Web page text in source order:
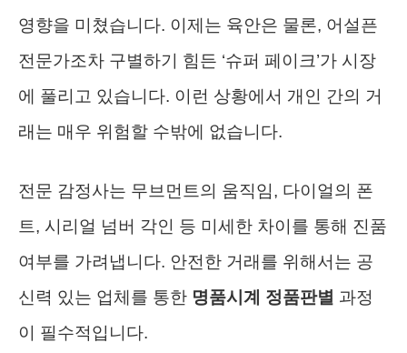
영향을 미쳤습니다. 이제는 육안은 물론, 어설픈
전문가조차 구별하기 힘든 ‘슈퍼 페이크’가 시장
에 풀리고 있습니다. 이런 상황에서 개인 간의 거
래는 매우 위험할 수밖에 없습니다.
전문 감정사는 무브먼트의 움직임, 다이얼의 폰
트, 시리얼 넘버 각인 등 미세한 차이를 통해 진품
여부를 가려냅니다. 안전한 거래를 위해서는 공
신력 있는 업체를 통한 명품시계 정품판별 과정
이 필수적입니다.